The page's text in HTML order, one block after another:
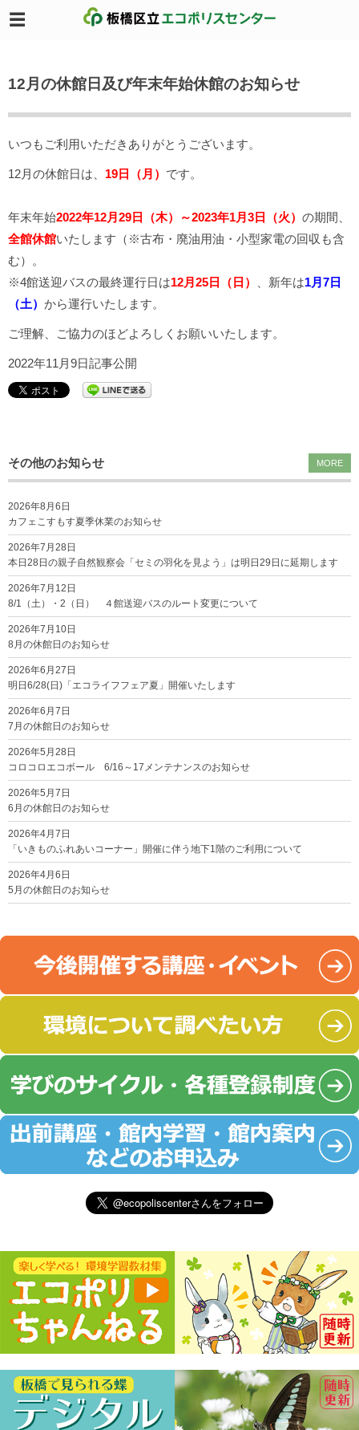
12月の休館日及び年末年始休館のお知らせ
いつもご利用いただきありがとうございます。
12月の休館日は、 19 日（月） です。
年末年始2022年12月29日（木）～2023年1月3日（火） の期間、
全館休館いたします（※古布・廃油用油・小型家電の回収も含
む）。
※4館送迎バスの最終運行日は12月25日（日） 、新年は1月7日
（土） から運行いたします。
ご理解、ご協力のほどよろしくお願いいたします。
2022年11月9日記事公開
その他のお知らせ
2026年8月6日
カフェこすもす夏季休業のお知らせ
2026年7月28日
本日28日の親子自然観察会「セミの羽化を見よう」は明日29日に延期します
2026年7月12日
8/1（土）・2（日） ４館送迎バスのルート変更について
2026年7月10日
8月の休館日のお知らせ
2026年6月27日
明日6/28(日)「エコライフフェア夏」開催いたします
2026年6月7日
7月の休館日のお知らせ
2026年5月28日
コロコロエコボール 6/16～17メンテナンスのお知らせ
2026年5月7日
6月の休館日のお知らせ
2026年4月7日
「いきものふれあいコーナー」開催に伴う地下1階のご利用について
2026年4月6日
5月の休館日のお知らせ
MORE